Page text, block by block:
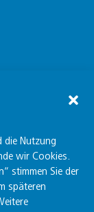
die Nutzung
wir Cookies.
stimmen Sie der
späteren